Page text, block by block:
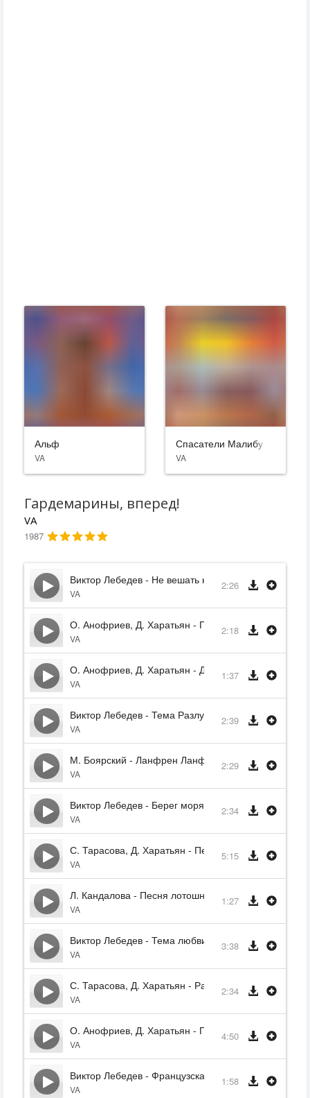
Альф
VA
Спасатели Малибу
VA
Гардемарины, вперед!
VA
1987
Виктор Лебедев - Не вешать нос
VA
2:26
О. Анофриев, Д. Харатьян - Песня о дружбе
VA
2:18
О. Анофриев, Д. Харатьян - Дороги
VA
1:37
Виктор Лебедев - Тема Разлуки
VA
2:39
М. Боярский - Ланфрен Ланфра
VA
2:29
Виктор Лебедев - Берег моря
VA
2:34
С. Тарасова, Д. Харатьян - Песня о любви
VA
5:15
Л. Кандалова - Песня лотошницы
VA
1:27
Виктор Лебедев - Тема любви
VA
3:38
С. Тарасова, Д. Харатьян - Разлука
VA
2:34
О. Анофриев, Д. Харатьян - Песня Байстрюка
VA
4:50
Виктор Лебедев - Французская тема
VA
1:58